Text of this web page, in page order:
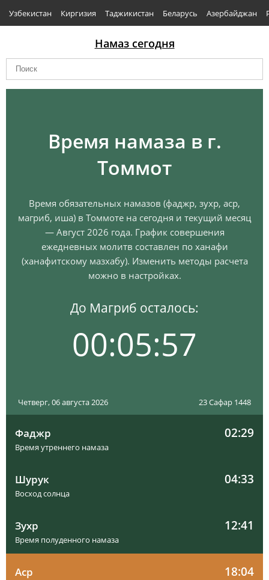
Узбекистан Киргизия Таджикистан Беларусь Азербайджан
Намаз сегодня
Время намаза в г.
Томмот
Время обязательных намазов (фаджр, зухр, аср,
магриб, иша) в Томмоте на сегодня и текущий месяц
— Август 2026 года. График совершения
ежедневных молитв составлен по ханафи
(ханафитскому мазхабу). Изменить методы расчета
можно в настройках.
До Магриб осталось:
00:05:56
Четверг, 06 августа 2026 23 Сафар 1448
Фаджр 02:29
Время утреннего намаза
Шурук 04:33
Восход солнца
Зухр 12:41
Время полуденного намаза
Аср 18:04